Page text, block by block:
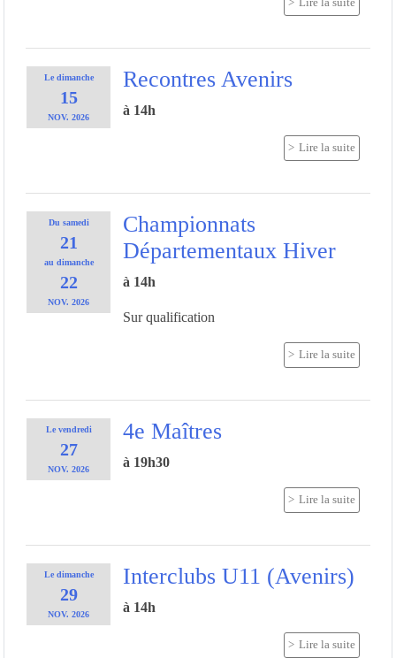
Le dimanche
15
NOV. 2026
Recontres Avenirs
à 14h
Lire la suite
Du samedi
21
au dimanche
22
NOV. 2026
Championnats
Départementaux Hiver
à 14h
Sur qualification
Lire la suite
Le vendredi
27
NOV. 2026
4e Maîtres
à 19h30
Lire la suite
Le dimanche
29
NOV. 2026
Interclubs U11 (Avenirs)
à 14h
Lire la suite